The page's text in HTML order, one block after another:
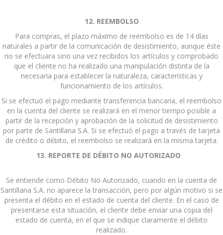
12. REEMBOLSO
Para compras, el plazo máximo de reembolso es de 14 días
naturales a partir de la comunicación de desistimiento, aunque éste
no se efectuara sino una vez recibidos los artículos y comprobado
que el cliente no ha realizado una manipulación distinta de la
necesaria para establecer la naturaleza, características y
funcionamiento de los artículos.
Si se efectuó el pago mediante transferencia bancaria, el reembolso
en la cuenta del cliente se realizará en el menor tiempo posible a
partir de la recepción y aprobación de la solicitud de desistimiento
por parte de Santillana S.A. Si se efectuó el pago a través de tarjeta
de crédito o débito, el reembolso se realizará en la misma tarjeta.
13. REPORTE DE DÉBITO NO AUTORIZADO
Se entiende como Débito No Autorizado, cuando en la cuenta de
Santillana S.A. no aparece la transacción, pero por algún motivo si se
presenta el débito en el estado de cuenta del cliente. En el caso de
presentarse esta situación, el cliente debe enviar una copia del
estado de cuenta, en el que se indique claramente el débito
realizado.